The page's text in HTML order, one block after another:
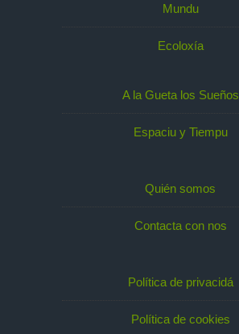
Mundu
Ecoloxía
A la Gueta los Sueños
Espaciu y Tiempu
Quién somos
Contacta con nos
Política de privacidá
Política de cookies